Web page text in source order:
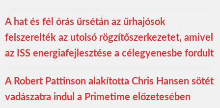
A hat és fél órás űrsétán az űrhajósok
felszerelték az utolsó rögzítőszerkezetet, amivel
az ISS energiafejlesztése a célegyenesbe fordult
A Robert Pattinson alakította Chris Hansen sötét
vadászatra indul a Primetime előzetesében